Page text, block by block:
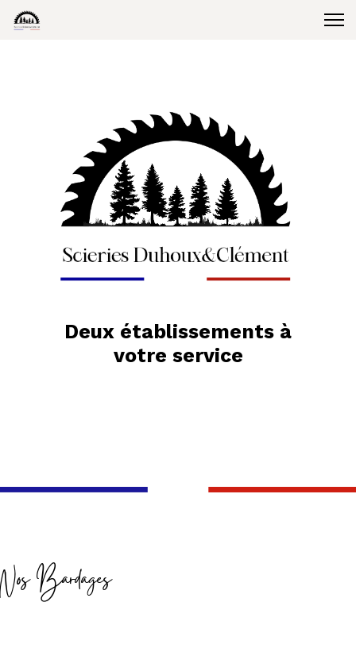
Deux établissements à
votre service
Nos Bardages